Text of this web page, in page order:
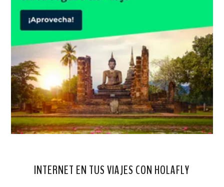
INTERNET EN TUS VIAJES CON HOLAFLY